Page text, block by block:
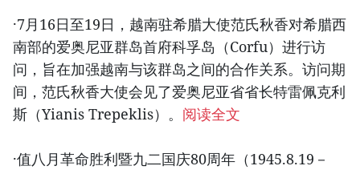
·7月16日至19日，越南驻希腊大使范氏秋香对希腊西
南部的爱奥尼亚群岛首府科孚岛（Corfu）进行访
问，旨在加强越南与该群岛之间的合作关系。访问期
间，范氏秋香大使会见了爱奥尼亚省省长特雷佩克利
斯（Yianis Trepeklis）。 阅读全文
·值八月革命胜利暨九二国庆80周年（1945.8.19－